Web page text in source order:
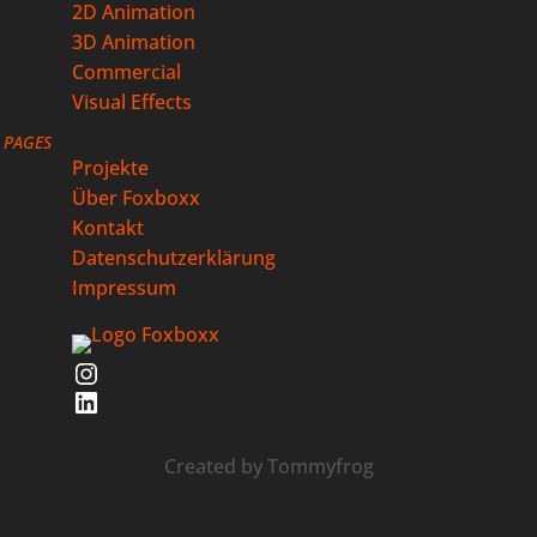
2D Animation
3D Animation
Commercial
Visual Effects
PAGES
Projekte
Über Foxboxx
Kontakt
Datenschutzerklärung
Impressum
Instagram
LinkedIn
Created byTommyfrog